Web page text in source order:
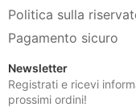
Politica sulla
Pagamento sicuro
Newsletter
Registrati e ricevi
prossimi ordini!